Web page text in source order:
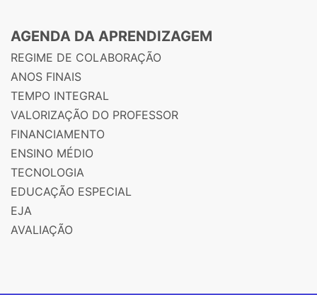
AGENDA DA APRENDIZAGEM
REGIME DE COLABORAÇÃO
ANOS FINAIS
TEMPO INTEGRAL
VALORIZAÇÃO DO PROFESSOR
FINANCIAMENTO
ENSINO MÉDIO
TECNOLOGIA
EDUCAÇÃO ESPECIAL
EJA
AVALIAÇÃO